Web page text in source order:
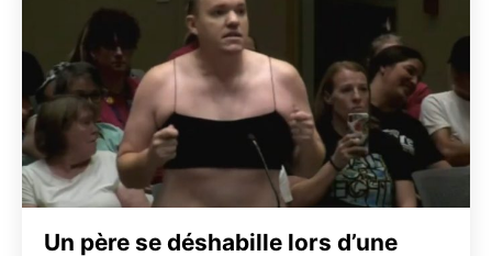
Un père se déshabille lors d’une